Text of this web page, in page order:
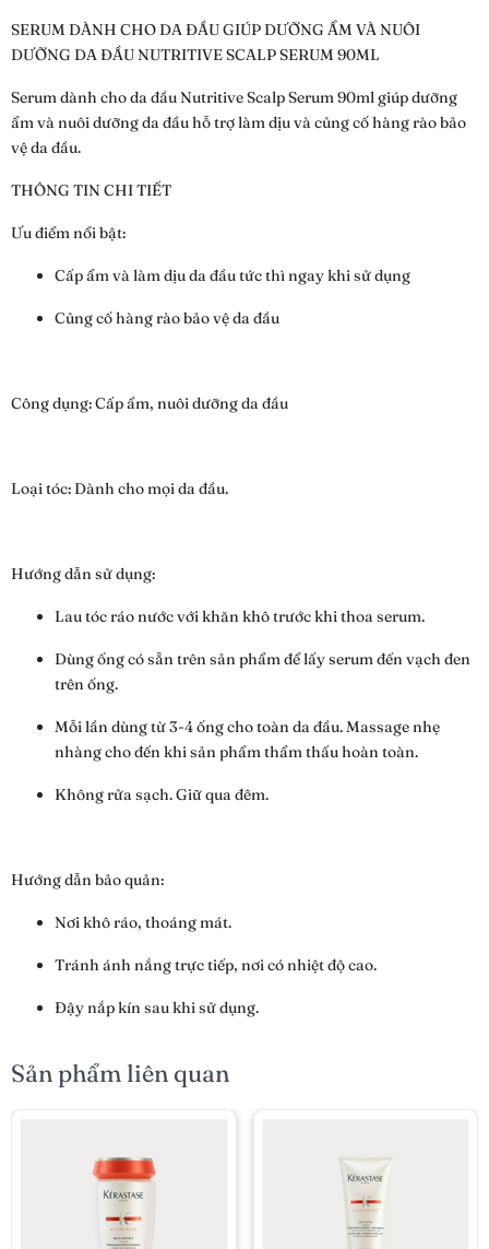
SERUM DÀNH CHO DA ĐẦU GIÚP DƯỠNG ẨM VÀ NUÔI
DƯỠNG DA ĐẦU NUTRITIVE SCALP SERUM 90ML
Serum dành cho da đầu Nutritive Scalp Serum 90ml giúp dưỡng
ẩm và nuôi dưỡng da đầu hỗ trợ làm dịu và củng cố hàng rào bảo
vệ da đầu.
THÔNG TIN CHI TIẾT
Ưu điểm nổi bật:
Cấp ẩm và làm dịu da đầu tức thì ngay khi sử dụng
Củng cố hàng rào bảo vệ da đầu
Công dụng: Cấp ẩm, nuôi dưỡng da đầu
Loại tóc: Dành cho mọi da đầu.
Hướng dẫn sử dụng:
Lau tóc ráo nước với khăn khô trước khi thoa serum.
Dùng ống có sẵn trên sản phẩm để lấy serum đến vạch đen
trên ống.
Mỗi lần dùng từ 3-4 ống cho toàn da đầu. Massage nhẹ
nhàng cho đến khi sản phẩm thẩm thấu hoàn toàn.
Không rửa sạch. Giữ qua đêm.
Hướng dẫn bảo quản:
Nơi khô ráo, thoáng mát.
Tránh ánh nắng trực tiếp, nơi có nhiệt độ cao.
Đậy nắp kín sau khi sử dụng.
Sản phẩm liên quan